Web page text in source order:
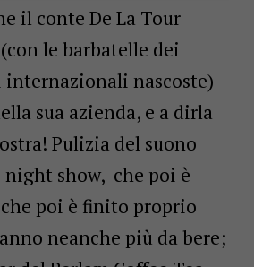
il conte De La Tour
le barbatelle dei
nascoste)
sua azienda, e a dirla
Pulizia del suono
show, che poi è
poi è finito proprio
neanche più da bere;